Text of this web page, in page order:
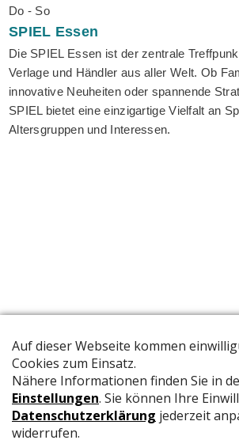
Do - So
SPIEL Essen
Die SPIEL Essen ist der zentrale
Verlage und Händler aus aller Welt. Ob
innovative Neuheiten oder spannende
SPIEL bietet eine einzigartige Vielfalt an
Altersgruppen und Interessen.
Die offizielle Publikation der Schweizer